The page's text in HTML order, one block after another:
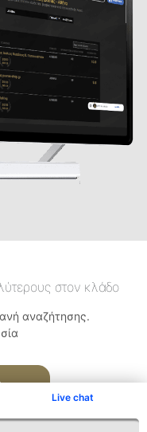
Live chat
στον κλάδο
αναζήτησης.